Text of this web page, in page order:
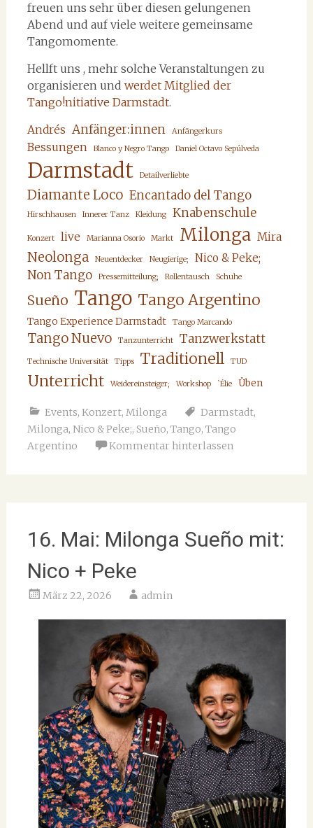
freuen uns sehr über diesen gelungenen
Abend und auf viele weitere gemeinsame
Tangomomente.
Hellft uns , mehr solche Veranstaltungen zu
organisieren und werdet Mitglied der
Tango!nitiative Darmstadt.
Andrés Anfänger:innen Anfängerkurs
Bessungen Blanco y Negro Tango Daniel Octavo Sepúlveda
Darmstadt Detailverliebte
Diamante Loco Encantado del Tango
Hirschhausen Innerer Tanz Kleidung Knabenschule
Konzert live Marianna Osorio Markt Milonga Mira
Neolonga Neuentdecker Neugierige; Nico & Peke;
Non Tango Pressemitteilung; Rollentausch Schuhe
Sueño Tango Tango Argentino
Tango Experience Darmstadt Tango Marcando
Tango Nuevo Tanzunterricht Tanzwerkstatt
Technische Universität Tipps Traditionell TUD
Unterricht Weidereinsteiger; Workshop `Élie Üben
Events, Konzert, Milonga Darmstadt,
Milonga, Nico & Peke;, Sueño, Tango, Tango
Argentino
Kommentar hinterlassen
16. Mai: Milonga Sueño mit:
Nico + Peke
März 22, 2026 admin